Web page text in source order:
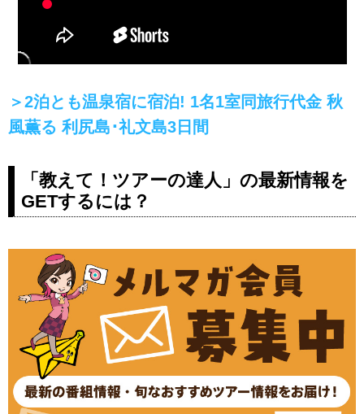
＞2泊とも温泉宿に宿泊! 1名1室同旅行代金 秋
風薫る 利尻島･礼文島3日間
「教えて！ツアーの達人」の最新情報を
GETするには？